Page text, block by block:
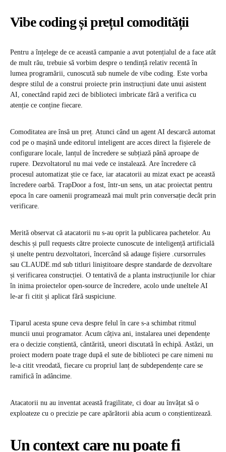
Vibe coding și prețul comodității
Pentru a înțelege de ce această campanie a avut potențialul de a face atât
de mult rău, trebuie să vorbim despre o tendință relativ recentă în
lumea programării, cunoscută sub numele de vibe coding. Este vorba
despre stilul de a construi proiecte prin instrucțiuni date unui asistent
AI, conectând rapid zeci de biblioteci imbricate fără a verifica cu
atenție ce conține fiecare.
Comoditatea are însă un preț. Atunci când un agent AI descarcă automat
cod pe o mașină unde editorul inteligent are acces direct la fișierele de
configurare locale, lanțul de încredere se subțiază până aproape de
rupere. Dezvoltatorul nu mai vede ce instalează. Are încredere că
procesul automatizat știe ce face, iar atacatorii au mizat exact pe această
încredere oarbă. TrapDoor a fost, într-un sens, un atac proiectat pentru
epoca în care oamenii programează mai mult prin conversație decât prin
verificare.
Merită observat că atacatorii nu s-au oprit la publicarea pachetelor. Au
deschis și pull requests către proiecte cunoscute de inteligență artificială
și unelte pentru dezvoltatori, încercând să adauge fișiere .cursorrules
sau CLAUDE.md sub titluri liniștitoare despre standarde de dezvoltare
și verificarea construcției. O tentativă de a planta instrucțiunile lor chiar
în inima proiectelor open-source de încredere, acolo unde uneltele AI
le-ar fi citit și aplicat fără suspiciune.
Tiparul acesta spune ceva despre felul în care s-a schimbat ritmul
muncii unui programator. Acum câțiva ani, instalarea unei dependențe
era o decizie conștientă, cântărită, uneori discutată în echipă. Astăzi, un
proiect modern poate trage după el sute de biblioteci pe care nimeni nu
le-a citit vreodată, fiecare cu propriul lanț de subdependențe care se
ramifică în adâncime.
Atacatorii nu au inventat această fragilitate, ci doar au învățat să o
exploateze cu o precizie pe care apărătorii abia acum o conștientizează.
Un context care nu poate fi